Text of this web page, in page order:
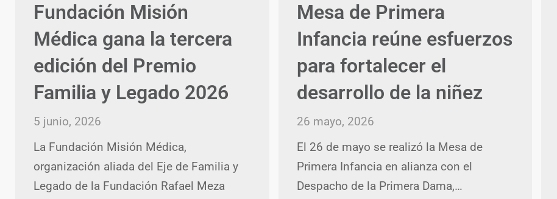
Fundación Misión
Médica gana la tercera
edición del Premio
Familia y Legado 2026
5 junio, 2026
La Fundación Misión Médica,
organización aliada del Eje de Familia y
Legado de la Fundación Rafael Meza
Mesa de Primera
Infancia reúne esfuerzos
para fortalecer el
desarrollo de la niñez
26 mayo, 2026
El 26 de mayo se realizó la Mesa de
Primera Infancia en alianza con el
Despacho de la Primera Dama,…